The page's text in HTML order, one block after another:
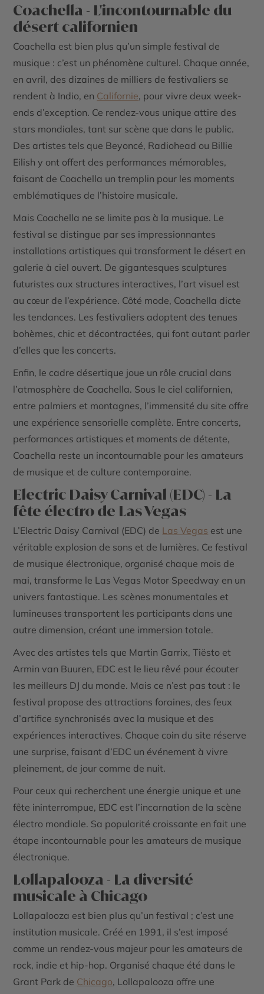
Coachella - L'incontournable du
désert californien
Coachella est bien plus qu’un simple festival de
musique : c’est un phénomène culturel. Chaque année,
en avril, des dizaines de milliers de festivaliers se
rendent à Indio, en Californie, pour vivre deux week-
ends d’exception. Ce rendez-vous unique attire des
stars mondiales, tant sur scène que dans le public.
Des artistes tels que Beyoncé, Radiohead ou Billie
Eilish y ont offert des performances mémorables,
faisant de Coachella un tremplin pour les moments
emblématiques de l’histoire musicale.
Mais Coachella ne se limite pas à la musique. Le
festival se distingue par ses impressionnantes
installations artistiques qui transforment le désert en
galerie à ciel ouvert. De gigantesques sculptures
futuristes aux structures interactives, l’art visuel est
au cœur de l’expérience. Côté mode, Coachella dicte
les tendances. Les festivaliers adoptent des tenues
bohèmes, chic et décontractées, qui font autant parler
d’elles que les concerts.
Enfin, le cadre désertique joue un rôle crucial dans
l’atmosphère de Coachella. Sous le ciel californien,
entre palmiers et montagnes, l’immensité du site offre
une expérience sensorielle complète. Entre concerts,
performances artistiques et moments de détente,
Coachella reste un incontournable pour les amateurs
de musique et de culture contemporaine.
Electric Daisy Carnival (EDC) - La
fête électro de Las Vegas
L’Electric Daisy Carnival (EDC) de Las Vegas est une
véritable explosion de sons et de lumières. Ce festival
de musique électronique, organisé chaque mois de
mai, transforme le Las Vegas Motor Speedway en un
univers fantastique. Les scènes monumentales et
lumineuses transportent les participants dans une
autre dimension, créant une immersion totale.
Avec des artistes tels que Martin Garrix, Tiësto et
Armin van Buuren, EDC est le lieu rêvé pour écouter
les meilleurs DJ du monde. Mais ce n’est pas tout : le
festival propose des attractions foraines, des feux
d’artifice synchronisés avec la musique et des
expériences interactives. Chaque coin du site réserve
une surprise, faisant d’EDC un événement à vivre
pleinement, de jour comme de nuit.
Pour ceux qui recherchent une énergie unique et une
fête ininterrompue, EDC est l’incarnation de la scène
électro mondiale. Sa popularité croissante en fait une
étape incontournable pour les amateurs de musique
électronique.
Lollapalooza - La diversité
musicale à Chicago
Lollapalooza est bien plus qu’un festival ; c’est une
institution musicale. Créé en 1991, il s’est imposé
comme un rendez-vous majeur pour les amateurs de
rock, indie et hip-hop. Organisé chaque été dans le
Grant Park de Chicago, Lollapalooza offre une